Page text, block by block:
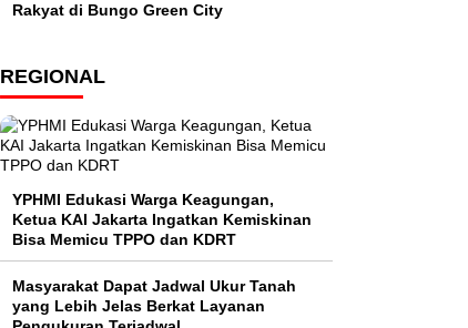
Rakyat di Bungo Green City
REGIONAL
YPHMI Edukasi Warga Keagungan,
Ketua KAI Jakarta Ingatkan Kemiskinan
Bisa Memicu TPPO dan KDRT
Masyarakat Dapat Jadwal Ukur Tanah
yang Lebih Jelas Berkat Layanan